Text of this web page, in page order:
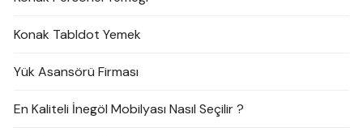
Konak Tabldot Yemek
Yük Asansörü Firması
En Kaliteli İnegöl Mobilyası Nasıl Seçilir ?